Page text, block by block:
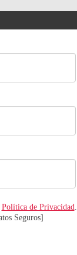
Política de Privacidad.
Seguros]